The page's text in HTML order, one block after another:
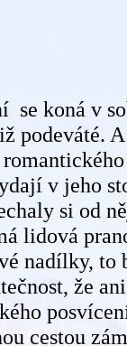
se koná v
podeváté.
v jeho
si od
lidová
nadílky, to
že
cestou